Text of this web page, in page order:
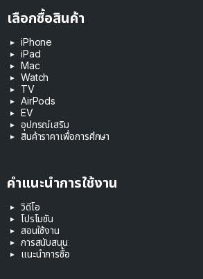
เลือกซื้อสินค้า
iPhone
iPad
Mac
Watch
TV
AirPods
EV
อุปกรณ์เสริม
สินค้าราคาเพื่อการศึกษา
คำแนะนำการใช้งาน
วิดีโอ
โปรโมชัน
สอนใช้งาน
การสนับสนุน
แนะนำการซื้อ